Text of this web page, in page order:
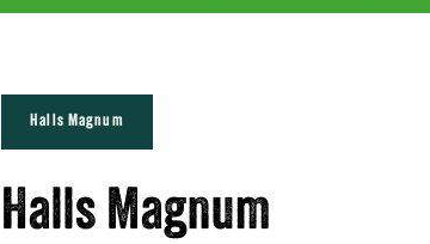
Halls Magnum
Halls Magnum